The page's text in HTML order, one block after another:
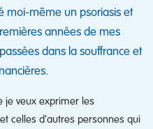
moi-même un psoriasis et
années de mes
dans la souffrance et
je veux exprimer les
celles d'autres personnes qui